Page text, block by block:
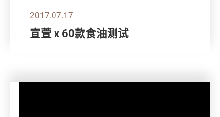
2017.07.17
宣萱 x 60款食油测试